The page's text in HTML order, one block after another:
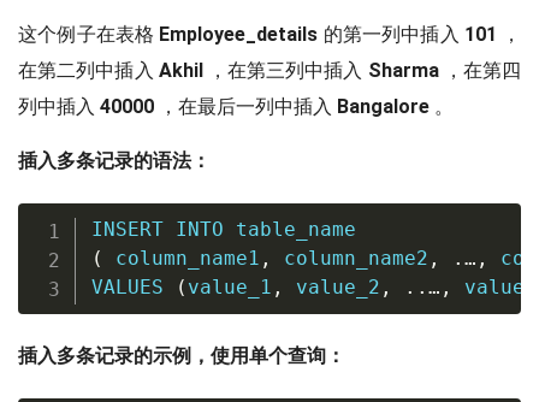
这个例子在表格 Employee_details 的第一列中插入 101 ，
在第二列中插入 Akhil，在第三列中插入 Sharma，在第四
列中插入 40000 ，在最后一列中插入 Bangalore 。
插入多条记录的语法：
INSERT INTO
(
column_name1 , column_name2 , . … ,
VALUES
( value_1 , value_2 , . . … ,
插入多条记录的示例，使用单个查询：